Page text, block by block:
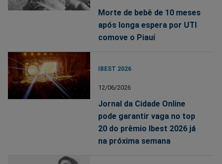
Morte de bebê de 10 meses
após longa espera por UTI
comove o Piauí
IBEST 2026
12/06/2026
Jornal da Cidade Online
pode garantir vaga no top
20 do prêmio Ibest 2026 já
na próxima semana